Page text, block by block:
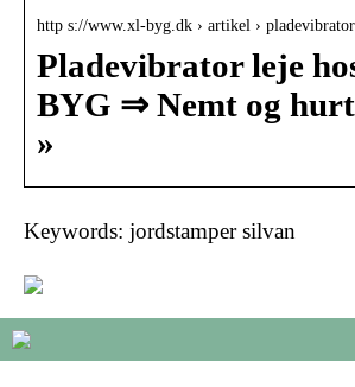
http s://www.xl-byg.dk › artikel ›
Pladevibrator leje
BYG ⇒ Nemt og
»
Keywords: jordstamper silvan